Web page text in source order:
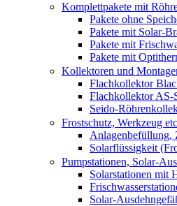
Komplettpakete mit
Pakete ohne
Pakete mit Solar-
Pakete mit
Pakete mit
Kollektoren und
Flachkollektor
Flachkollektor AS-
Seido-
Frostschutz, Werkzeug
Anlagenbefüllung,
Solarflüssigkeit
Pumpstationen, Solar-
Solarstationen mit
Solar-